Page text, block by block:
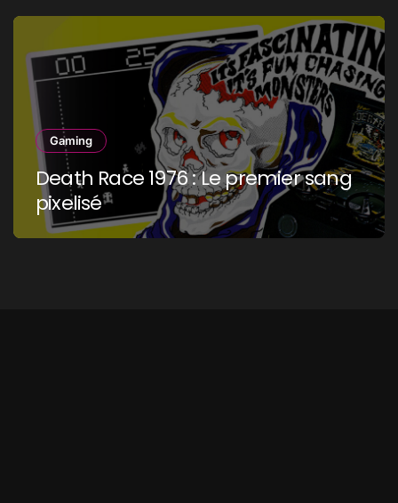
Gaming
Death Race 1976 : Le premier sang
pixelisé